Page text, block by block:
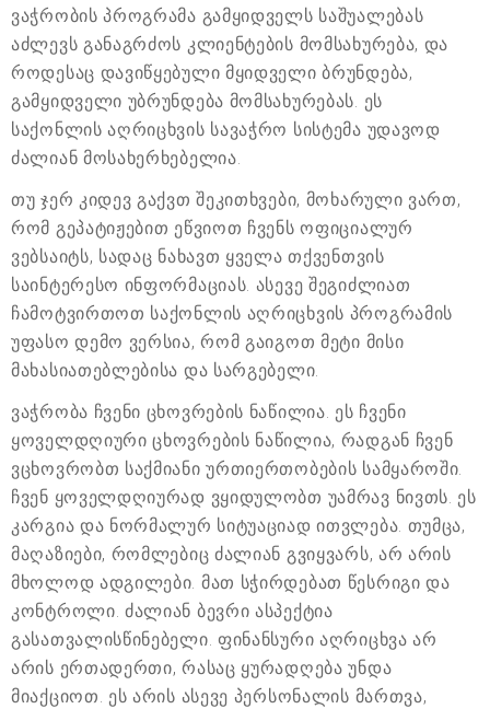
ვაჭრობის პროგრამა გამყიდველს საშუალებას
აძლევს განაგრძოს კლიენტების მომსახურება, და
როდესაც დავიწყებული მყიდველი ბრუნდება,
გამყიდველი უბრუნდება მომსახურებას. ეს
საქონლის აღრიცხვის სავაჭრო სისტემა უდავოდ
ძალიან მოსახერხებელია.
თუ ჯერ კიდევ გაქვთ შეკითხვები, მოხარული ვართ,
რომ გეპატიჟებით ეწვიოთ ჩვენს ოფიციალურ
ვებსაიტს, სადაც ნახავთ ყველა თქვენთვის
საინტერესო ინფორმაციას. ასევე შეგიძლიათ
ჩამოტვირთოთ საქონლის აღრიცხვის პროგრამის
უფასო დემო ვერსია, რომ გაიგოთ მეტი მისი
მახასიათებლებისა და სარგებელი.
ვაჭრობა ჩვენი ცხოვრების ნაწილია. ეს ჩვენი
ყოველდღიური ცხოვრების ნაწილია, რადგან ჩვენ
ვცხოვრობთ საქმიანი ურთიერთობების სამყაროში.
ჩვენ ყოველდღიურად ვყიდულობთ უამრავ ნივთს. ეს
კარგია და ნორმალურ სიტუაციად ითვლება. თუმცა,
მაღაზიები, რომლებიც ძალიან გვიყვარს, არ არის
მხოლოდ ადგილები. მათ სჭირდებათ წესრიგი და
კონტროლი. ძალიან ბევრი ასპექტია
გასათვალისწინებელი. ფინანსური აღრიცხვა არ
არის ერთადერთი, რასაც ყურადღება უნდა
მიაქციოთ. ეს არის ასევე პერსონალის მართვა,